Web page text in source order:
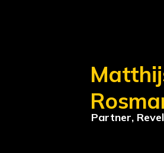
Partner,